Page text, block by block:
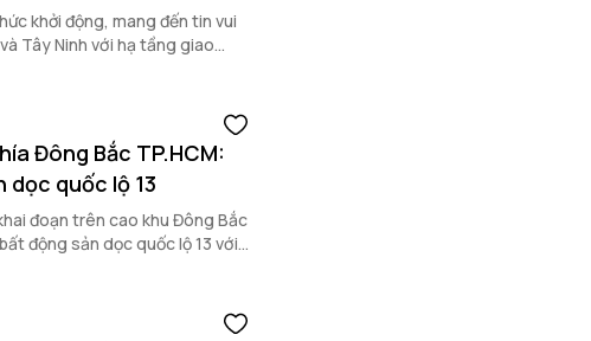
khởi động, mang đến tin vui
Tây Ninh với hạ tầng giao
tế.
Đông Bắc TP.HCM:
dọc quốc lộ 13
đoạn trên cao khu Đông Bắc
động sản dọc quốc lộ 13 với